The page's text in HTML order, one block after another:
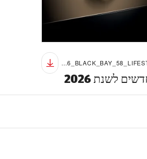
TUDOR_NP26_BLACK_BAY_58_LIFESTYLE_12